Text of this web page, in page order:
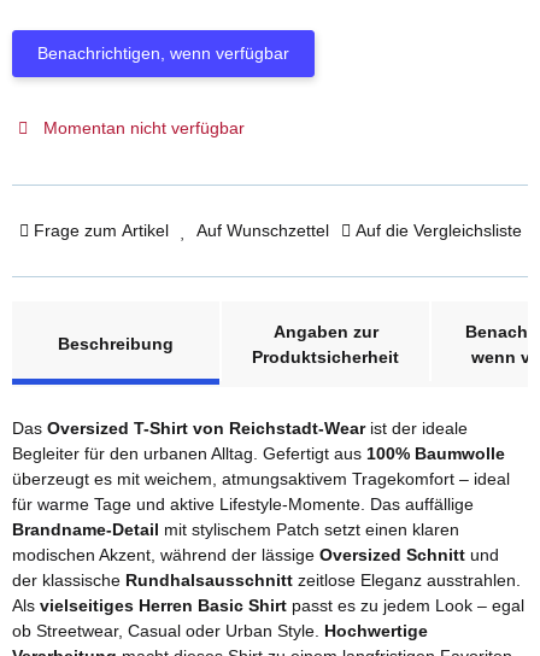
Benachrichtigen, wenn verfügbar
Momentan nicht verfügbar
Frage zum Artikel Auf Wunschzettel Auf die Vergleichsliste
Beschreibung
Angaben zur
Produktsicherheit
wenn
Das Oversized T-Shirt von Reichstadt-Wearist der ideale
Begleiter für den urbanen Alltag. Gefertigt aus 100% Baumwolle
überzeugt es mit weichem, atmungsaktivem Tragekomfort – ideal
für warme Tage und aktive Lifestyle-Momente. Das auffällige
Brandname-Detail mit stylischem Patch setzt einen klaren
modischen Akzent, während der lässige Oversized Schnitt und
der klassische Rundhalsausschnitt zeitlose Eleganz ausstrahlen.
Als vielseitiges Herren Basic Shirt passt es zu jedem Look – egal
ob Streetwear, Casual oder Urban Style. Hochwertige